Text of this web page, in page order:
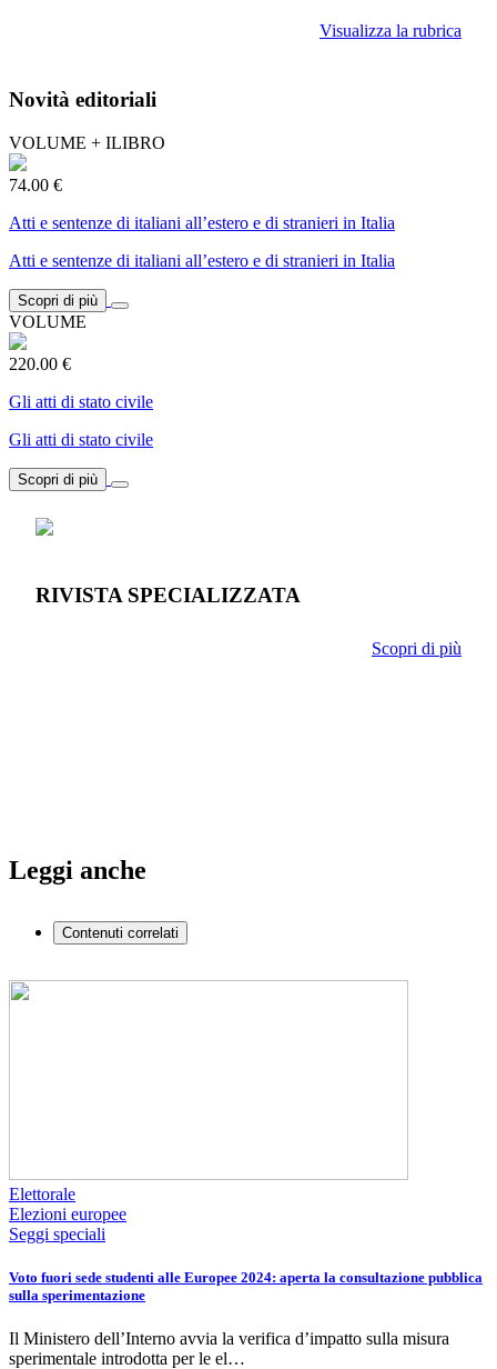
Visualizza la rubrica
Novità editoriali
VOLUME + ILIBRO
74.00 €
Atti e sentenze di italiani all’estero e di stranieri in Italia
Atti e sentenze di italiani all’estero e di stranieri in Italia
Scopri di più
VOLUME
220.00 €
Gli atti di stato civile
Gli atti di stato civile
Scopri di più
RIVISTA SPECIALIZZATA
Scopri di più
Leggi anche
Contenuti correlati
Elettorale
Elezioni europee
Seggi speciali
Voto fuori sede studenti alle Europee 2024: aperta la consultazione pubblica
sulla sperimentazione
Il Ministero dell’Interno avvia la verifica d’impatto sulla misura
sperimentale introdotta per le el…